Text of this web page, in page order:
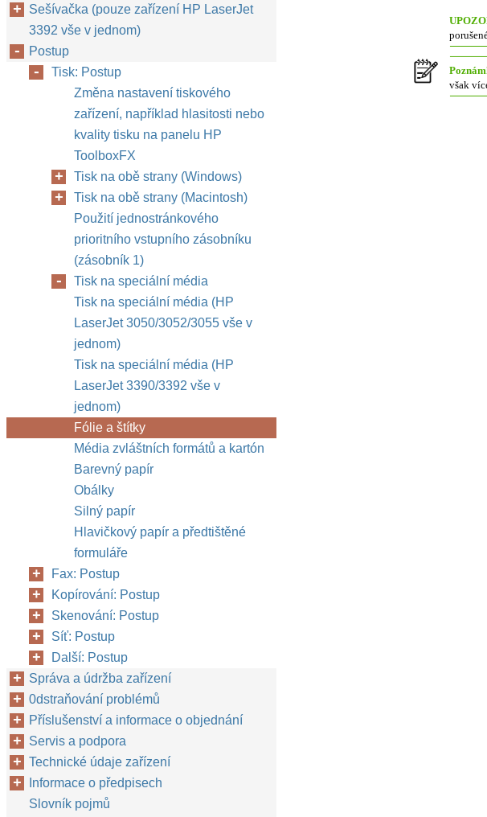
však
Sešívačka (pouze zařízení HP LaserJet
3392 vše v jednom)
Postup
Tisk: Postup
Změna nastavení tiskového
zařízení, například hlasitosti nebo
kvality tisku na panelu HP
ToolboxFX
Tisk na obě strany (Windows)
Tisk na obě strany (Macintosh)
Použití jednostránkového
prioritního vstupního zásobníku
(zásobník 1)
Tisk na speciální média
Tisk na speciální média (HP
LaserJet 3050/3052/3055 vše v
jednom)
Tisk na speciální média (HP
LaserJet 3390/3392 vše v
jednom)
Fólie a štítky
Média zvláštních formátů a kartón
Barevný papír
Obálky
Silný papír
Hlavičkový papír a předtištěné
formuláře
Fax: Postup
Kopírování: Postup
Skenování: Postup
Síť: Postup
Další: Postup
Správa a údržba zařízení
0dstraňování problémů
Příslušenství a informace o objednání
Servis a podpora
Technické údaje zařízení
Informace o předpisech
Slovník pojmů